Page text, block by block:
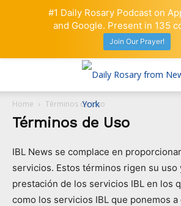
Home Términos de Uso
Términos de Uso
IBL News se complace en
servicios. Estos términos rigen su uso
prestación de los servicios IBL en los
como los servicios IBL que ponemos
#1 Daily Rosary Podcast on
and Google. Present in 135
Join Our Prayer!